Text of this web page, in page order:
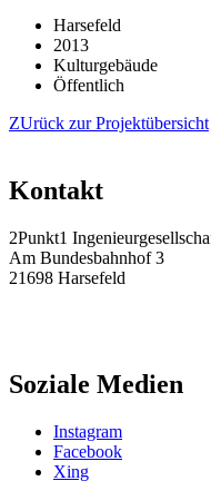
Harsefeld
2013
Kulturgebäude
Öffentlich
ZUrück zur Projektübersicht
Kontakt
2Punkt1
Am Bundesbahnhof 3
21698 Harsefeld
Soziale Medien
Instagram
Facebook
Xing